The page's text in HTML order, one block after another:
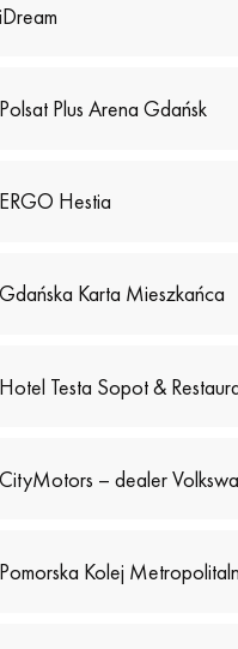
iDream
Polsat Plus Arena Gdańsk
ERGO Hestia
Gdańska Karta Mieszkańca
Hotel Testa Sopot &
CityMotors – dealer
Pomorska Kolej